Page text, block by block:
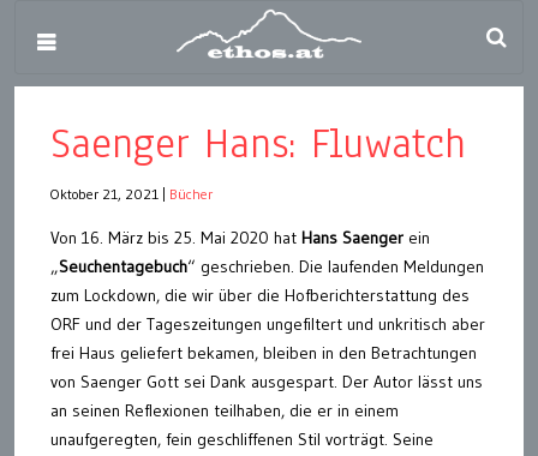
Saenger Hans: Fluwatch
Oktober 21, 2021 Bücher
Von 16. März bis 25. Mai 2020 hat Hans Saenger ein
„Seuchentagebuch“ geschrieben. Die laufenden Meldungen
zum Lockdown, die wir über die Hofberichterstattung des
ORF und der Tageszeitungen ungefiltert und unkritisch aber
frei Haus geliefert bekamen, bleiben in den Betrachtungen
von Saenger Gott sei Dank ausgespart. Der Autor lässt uns
an seinen Reflexionen teilhaben, die er in einem
unaufgeregten, fein geschliffenen Stil vorträgt. Seine